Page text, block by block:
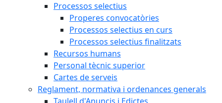
Processos selectius
Properes convocatòries
Processos selectius en curs
Processos selectius finalitzats
Recursos humans
Personal tècnic superior
Cartes de serveis
Reglament, normativa i ordenances generals